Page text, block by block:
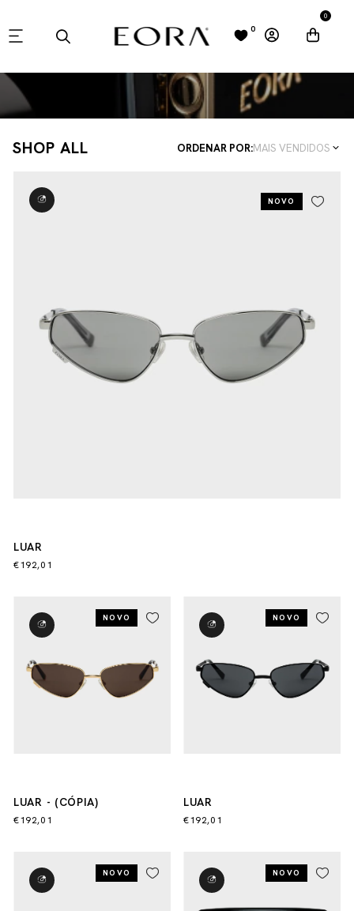
0
0
SHOP ALL ORDENAR POR:MAIS VENDIDOS
NOVO
LUAR
€192,01
NOVO
LUAR - (CÓPIA)
€192,01
NOVO
LUAR
€192,01
NOVO NOVO